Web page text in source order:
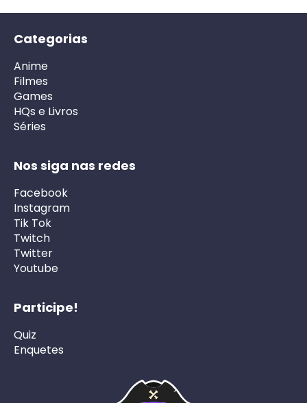
Categorias
Anime
Filmes
Games
HQs e Livros
Séries
Nos siga nas redes
Facebook
Instagram
Tik Tok
Twitch
Twitter
Youtube
Participe!
Quiz
Enquetes